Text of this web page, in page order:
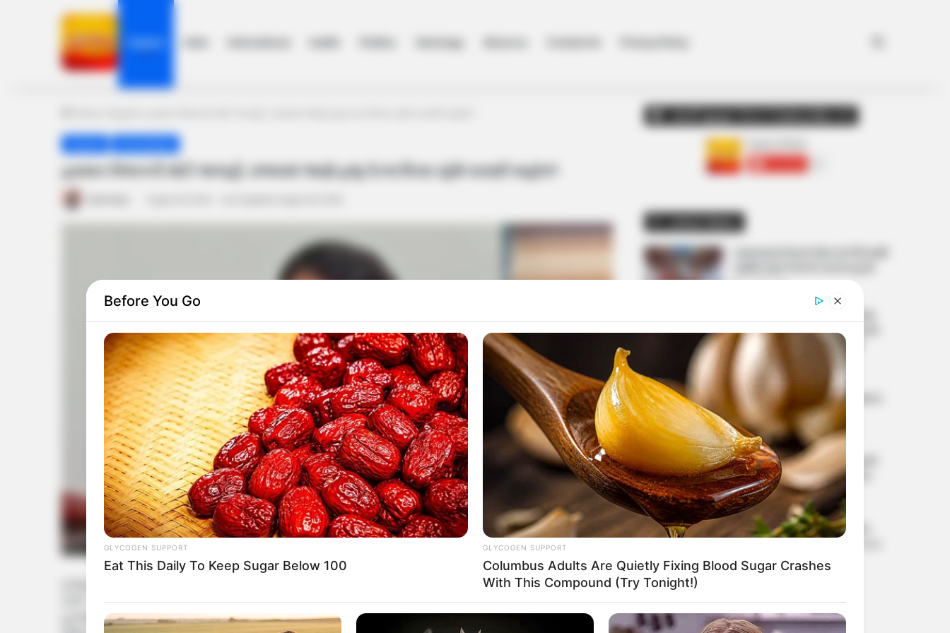
હવામાન વિભાગની મોટી આગાહી, રાજ્યમાં જાણો હજુ કેટલા દિવસ રહેશે વરસાદી માહોલ?
રાજ્યમાં છેલ્લા થોડા દિવસોથી હાલ વરસાદી માહોલ બન્યો છે. એવામાં છેલ્લા 24 કલાકમાં ગુજરાતના
237 તાલુકામાં સાર્વત્રિક વરસાદ વરસ્યો છે. એવામાં હજુ પણ બે દિવસ ભારેથી અતિભારે વરસાદની
હવામાન વિભાગ દ્વારા આગાહી કરવામાં આવી છે. રાજ્યમાં આગામી બે દિવસ ભારે વરસાદ રહેવાનો છે.
2 weeks ago
આપ્યો, પેલેટ ગનનો ઉપયોગ કરવાની
મંજુરી કોણે આપી? રાહુલ ગાંધીએ
અમિત શાહને પત્ર લખ્યો
કેનેડામાં કાર અકસ્માતમાં અમદાવાદના
કોમ્પ્યુટર એન્જિનિયરનું મોત
2 weeks ago
પેપર લીક વિરુદ્ધ કાલે નવું બિલ આવી
શકે છે, 10 વર્ષની જેલ અને 10 કરોડ
સુધીના દંડની જોગવાઈ
2 weeks ago
મોદીએ રાતે 12 વાગ્યે વીડિયો મેસેજ
નિર્ણય લેવાશે
2 weeks ago
Categories
Before You Go
GLYCOGEN SUPPORT
Eat This Daily To Keep Sugar Below 100
GLYCOGEN SUPPORT
Columbus Adults Are Quietly Fixing Blood Sugar Crashes
With This Compound (Try Tonight!)